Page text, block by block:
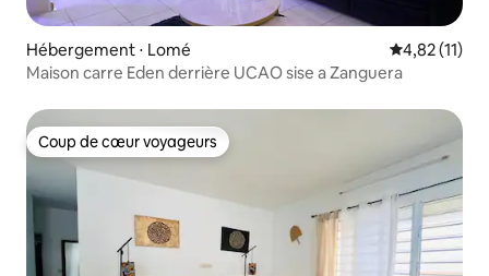
Hébergement ⋅ Lomé Évaluation
4,82 (11)
Maison carre Eden derrière UCAO sise a Zanguera
Coup de cœur voyageurs
Coup de cœur voyageurs